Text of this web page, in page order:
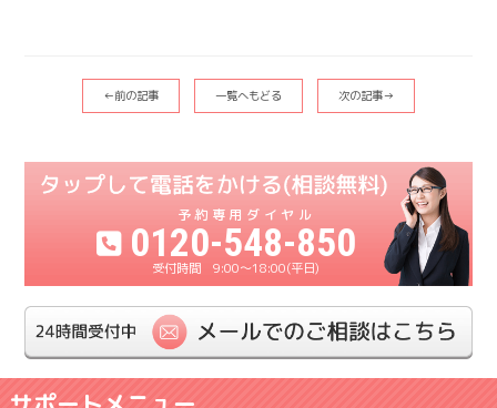
←前の記事 一覧へもどる 次の記事→
0120-548-850
9:00〜18:00(平日)